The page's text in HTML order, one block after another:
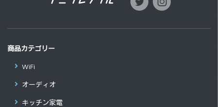
商品カテゴリー
WiFi
オーディオ
キッチン家電